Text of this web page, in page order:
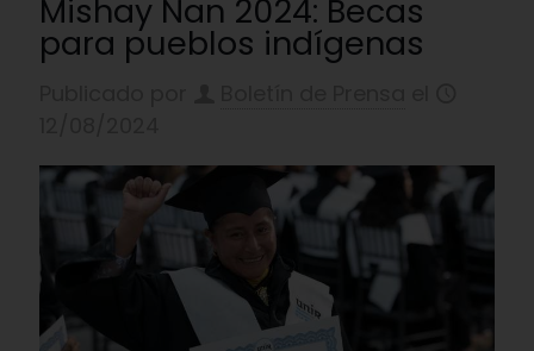
Mishay Ñan 2024: Becas
para pueblos indígenas